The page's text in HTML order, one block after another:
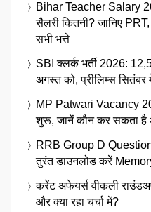
Bihar Teacher Salary
सैलरी कितनी? जानिए
सभी भत्ते
SBI क्लर्क भर्ती 2026:
अगस्त को, प्रीलिम्स सितंबर
MP Patwari Vacancy
शुरू, जानें कौन कर सकता
RRB Group D
तुरंत डाउनलोड करें
करेंट अफेयर्स वीकली
और क्या रहा चर्चा में?